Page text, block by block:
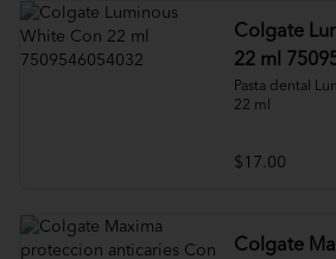
Colgate
22 ml
Pasta dental
22 ml
$17.00
Colgate